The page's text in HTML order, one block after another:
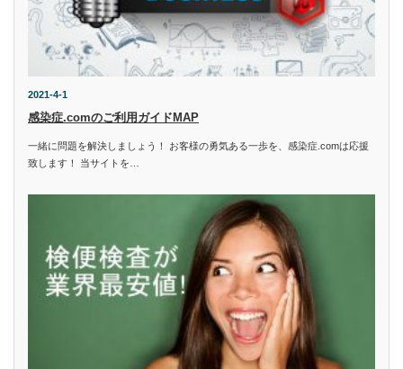
2021-4-1
感染症.comのご利用ガイドMAP
一緒に問題を解決しましょう！ お客様の勇気ある一歩を、感染症.comは応援
致します！ 当サイトを…